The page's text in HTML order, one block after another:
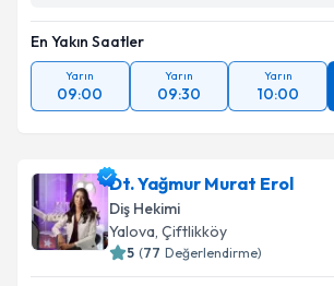
En Yakın Saatler
Yarın
09:00
Yarın
09:30
Yarın
10:00
Dt. Yağmur Murat Erol
Diş Hekimi
Yalova, Çiftlikköy
5 (77 Değerlendirme)